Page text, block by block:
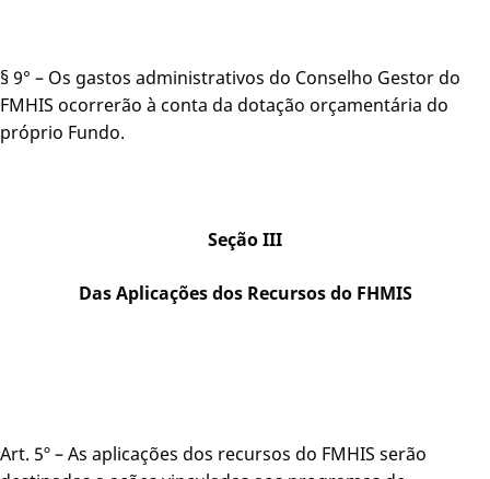
§ 9° – Os gastos administrativos do Conselho Gestor do
FMHIS ocorrerão à conta da dotação orçamentária do
próprio Fundo.
Seção III
Das Aplicações dos Recursos do FHMIS
Art. 5º – As aplicações dos recursos do FMHIS serão